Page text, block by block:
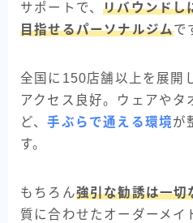
サポートで、リバウンドし
目指せるパーソナルジムで
全国に150店舗以上を展開
アクセス良好。ウェアやタ
ど、手ぶらで通える環境が
す。
もちろん強引な勧誘は一切
質に合わせたオーダーメイ